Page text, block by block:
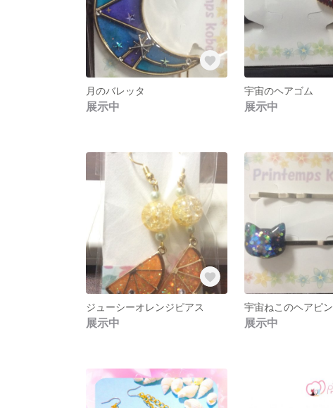
月のバレッタ
展示中
宇宙のヘアゴム
展示中
ジューシーオレンジピアス
展示中
宇宙ねこのヘアピン
展示中